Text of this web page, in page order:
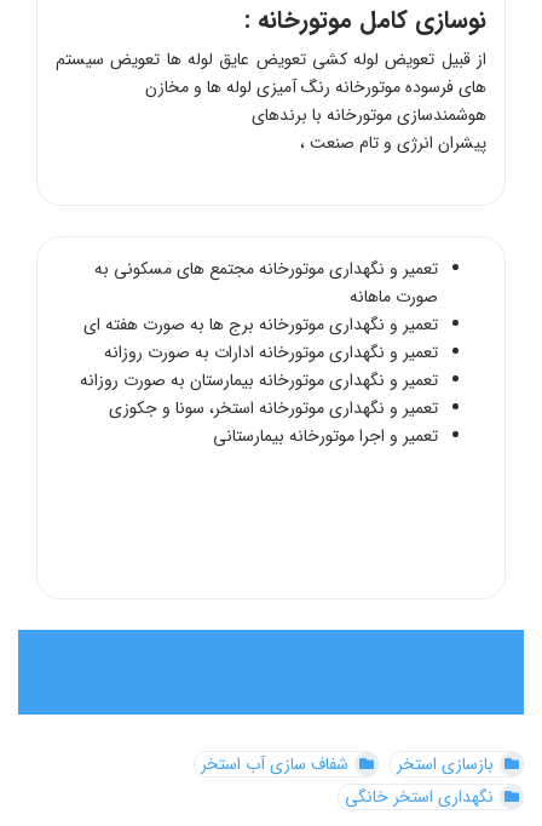
نوسازی کامل موتورخانه :
از قبیل تعویض لوله کشی تعویض عایق لوله ها تعویض سیستم
های فرسوده موتورخانه رنگ آمیزی لوله ها و مخازن
هوشمندسازی موتورخانه با برندهای
پیشران انرژی و تام صنعت ،
تعمیر و نگهداری موتورخانه مجتمع های مسکونی به
صورت ماهانه
تعمیر و نگهداری موتورخانه برج ها به صورت هفته ای
تعمیر و نگهداری موتورخانه ادارات به صورت روزانه
تعمیر و نگهداری موتورخانه بیمارستان به صورت روزانه
تعمیر و نگهداری موتورخانه استخر، سونا و جکوزی
تعمیر و اجرا موتورخانه بیمارستانی
بازسازی استخر
شفاف سازی آب استخر
نگهداری استخر خانگی